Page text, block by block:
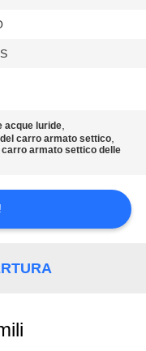
acque luride,
carro armato settico,
carro armato settico delle